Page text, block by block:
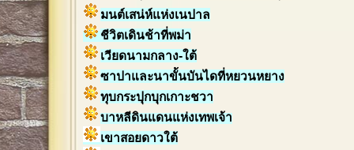
มนต์เสน่ห์แห่งเนปาล
ชีวิตเดินช้าที่พม่า
เวียดนามกลาง-ใต้
ซาปาและนาขั้นบันไดที่หยวนหยาง
ทุบกระปุกบุกเกาะชวา
บาหลีดินแดนแห่งเทพเจ้า
เขาสอยดาวใต้